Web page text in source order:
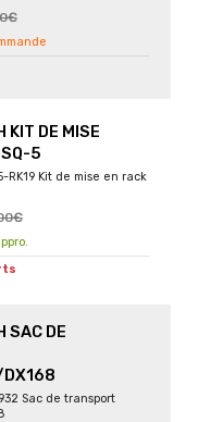
KIT DE MISE
SQ-5
RK19 Kit de mise en rack
SAC DE
Sac de transport